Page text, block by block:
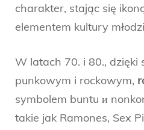
charakter, stając się
elementem kultury
W latach 70. i 80., dzięki
punkowym i rockowym,
symbolem buntu и
takie jak Ramones, Sex